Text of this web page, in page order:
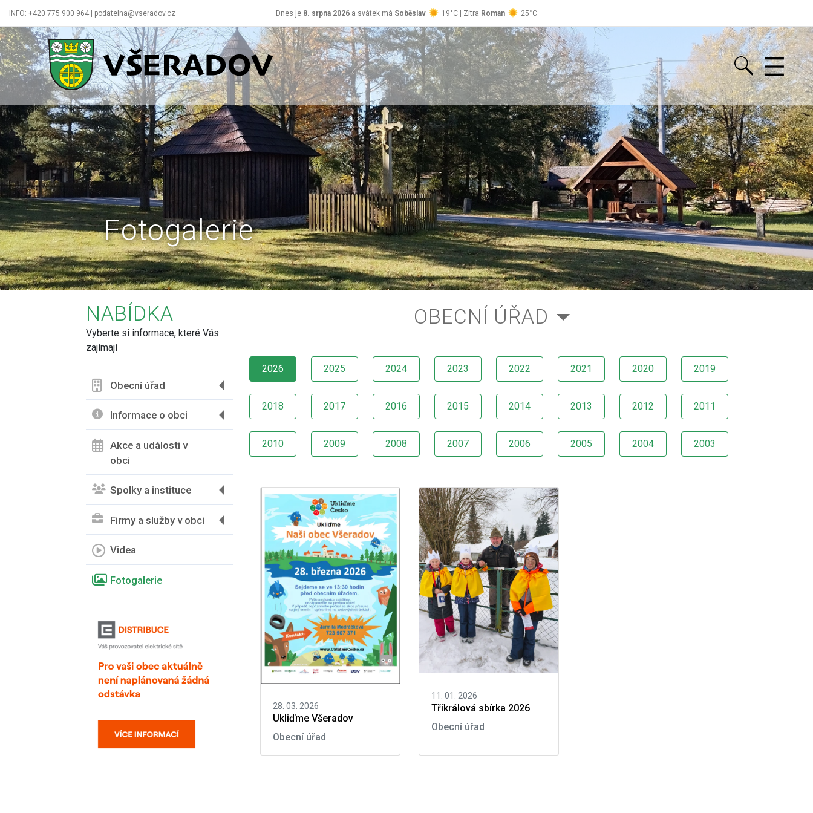
INFO: +420 775 900 964 | podatelna@vseradov.cz Dnes je 8. srpna 2026 a svátek má Soběslav 19°C | Zítra Roman 25°C
Všeradov
Fotogalerie
NABÍDKA
Vyberte si informace, které Vás
zajímají
Obecní úřad
Informace o obci
Akce a události v
obci
Spolky a instituce
Firmy a služby v obci
Videa
Fotogalerie
OBECNÍ ÚŘAD
2026 2025 2024 2023 2022 2021 2020 2019
2018 2017 2016 2015 2014 2013 2012 2011
2010 2009 2008 2007 2006 2005 2004 2003
28. 03. 2026
Ukliďme Všeradov
Obecní úřad
11. 01. 2026
Tříkrálová sbírka 2026
Obecní úřad